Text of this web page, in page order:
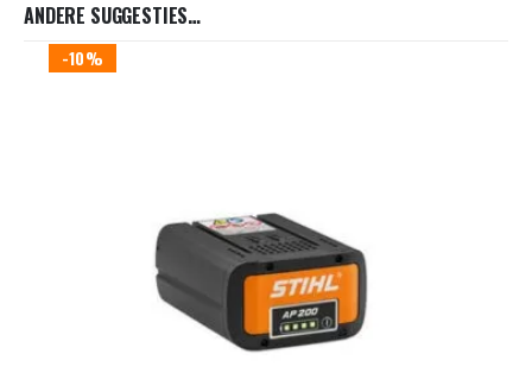
ANDERE SUGGESTIES…
-10%